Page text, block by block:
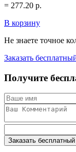
= 277.20 р.
В корзину
Не знаете точное
Заказать
Получите
Заказать